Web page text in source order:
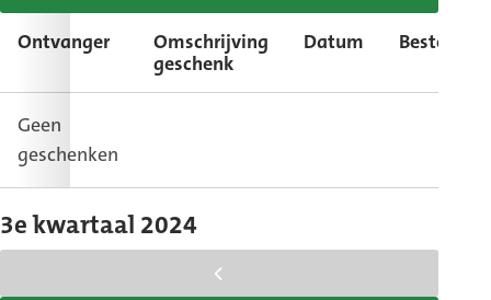
naar
links
tabel
rechts
Ontvanger
Omschrijving
geschenk
Datum
Geen
geschenken
3e kwartaal 2024